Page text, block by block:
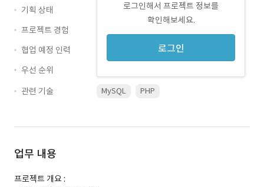
로그인해서 프로젝트 정보를
확인해보세요.
로그인
기획 상태
프로젝트 경험
협업 예정 인력
우선 순위
관련 기술
MySQL PHP
업무 내용
프로젝트 개요 :